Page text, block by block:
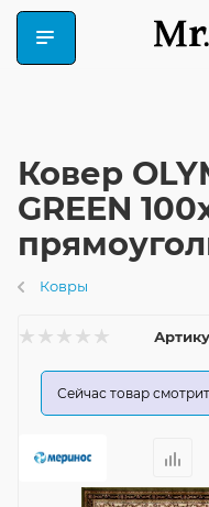
Ковер
GREEN
Ковры
Сейчас товар смотрит